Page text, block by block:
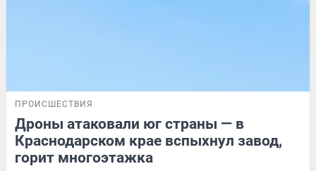
ПРОИСШЕСТВИЯ
Дроны атаковали юг страны — в
Краснодарском крае вспыхнул завод,
горит многоэтажка